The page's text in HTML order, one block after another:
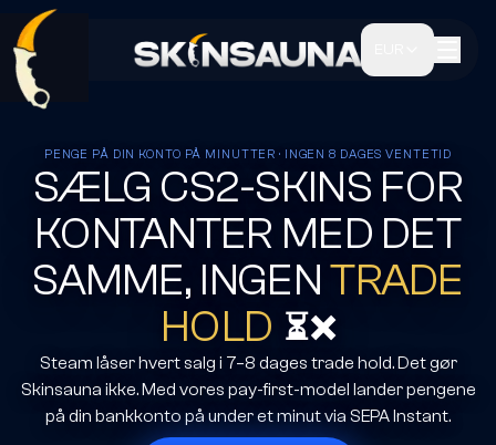
PENGE PÅ DIN KONTO PÅ MINUTTER · INGEN 8 DAGES VENTETID
SÆLG CS2-SKINS FOR
KONTANTER MED DET
SAMME, INGEN TRADE
HOLD ⏳❌
Steam låser hvert salg i 7–8 dages trade hold. Det gør
Skinsauna ikke. Med vores pay-first-model lander pengene
på din bankkonto på under et minut via SEPA Instant.